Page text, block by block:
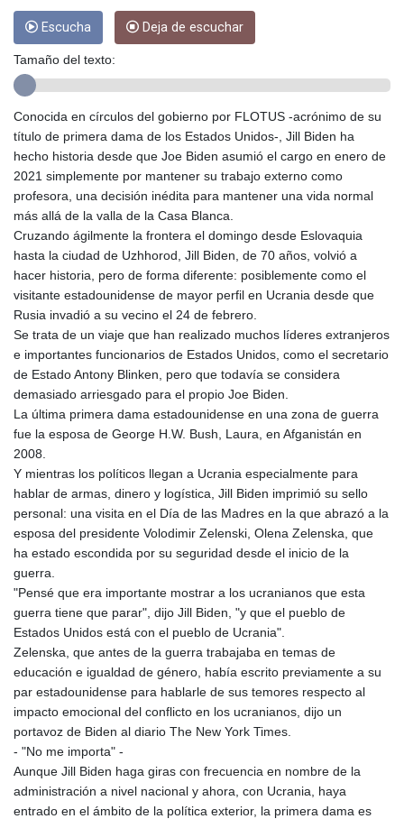
ERN 15
ETB 160.923669
EUR 0.86495
FJD 2.20855
FKP 0.74148
GBP 0.742583
GEL 2.610391
GHS 11.700039
GIP 0.74148
GMD 73.503851
GNF
GTQ 7.607144
GYD 208.588851
HKD 7.84315
HRK 6.518804
HTG 130.363707
IDR 17801
ILS 2.99985
IMP 0.74148
INR 95.210504
IQD
IRR
1375550.000352
JEP 0.74148
JMD 158.335856
JOD 0.70904
JPY 157.80604
KHR
4049.647537
KMF 426.00035
Escucha Deja de escuchar
Tamaño del texto:
Conocida en círculos del gobierno por FLOTUS -acrónimo de su
título de primera dama de los Estados Unidos-, Jill Biden ha
hecho historia desde que Joe Biden asumió el cargo en enero de
2021 simplemente por mantener su trabajo externo como
profesora, una decisión inédita para mantener una vida normal
más allá de la valla de la Casa Blanca.
Cruzando ágilmente la frontera el domingo desde Eslovaquia
hasta la ciudad de Uzhhorod, Jill Biden, de 70 años, volvió a
hacer historia, pero de forma diferente: posiblemente como el
visitante estadounidense de mayor perfil en Ucrania desde que
Rusia invadió a su vecino el 24 de febrero.
Se trata de un viaje que han realizado muchos líderes extranjeros
e importantes funcionarios de Estados Unidos, como el secretario
de Estado Antony Blinken, pero que todavía se considera
demasiado arriesgado para el propio Joe Biden.
La última primera dama estadounidense en una zona de guerra
fue la esposa de George H.W. Bush, Laura, en Afganistán en
2008.
Y mientras los políticos llegan a Ucrania especialmente para
hablar de armas, dinero y logística, Jill Biden imprimió su sello
personal: una visita en el Día de las Madres en la que abrazó a la
esposa del presidente Volodimir Zelenski, Olena Zelenska, que
ha estado escondida por su seguridad desde el inicio de la
guerra.
"Pensé que era importante mostrar a los ucranianos que esta
guerra tiene que parar", dijo Jill Biden, "y que el pueblo de
Estados Unidos está con el pueblo de Ucrania".
Zelenska, que antes de la guerra trabajaba en temas de
educación e igualdad de género, había escrito previamente a su
par estadounidense para hablarle de sus temores respecto al
impacto emocional del conflicto en los ucranianos, dijo un
portavoz de Biden al diario The New York Times.
- "No me importa" -
Aunque Jill Biden haga giras con frecuencia en nombre de la
administración a nivel nacional y ahora, con Ucrania, haya
entrado en el ámbito de la política exterior, la primera dama es